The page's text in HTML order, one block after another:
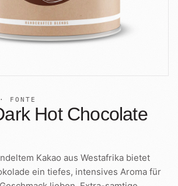
für Röster
FONTE
Hot Chocolate
Kakao aus Westafrika bietet
ein tiefes, intensives Aroma für